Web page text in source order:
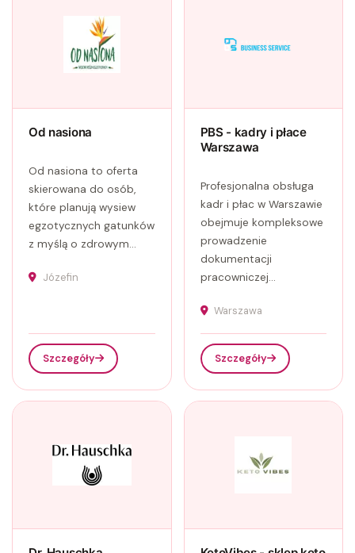
Od nasiona
Od nasiona to oferta
skierowana do osób,
które planują wysiew
egzotycznych gatunków
z myślą o zdrowym...
Józefin
Szczegóły
PBS - kadry i płace
Warszawa
Profesjonalna obsługa
kadr i płac w Warszawie
obejmuje kompleksowe
prowadzenie
dokumentacji
pracowniczej...
Warszawa
Szczegóły